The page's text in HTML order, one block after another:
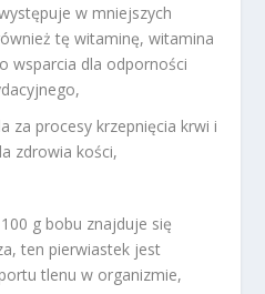
w mniejszych
tę witaminę, witamina
wsparcia dla odporności
za procesy krzepnięcia krwi i
zdrowia kości,
g bobu znajduje się
ten pierwiastek jest
tlenu w organizmie,